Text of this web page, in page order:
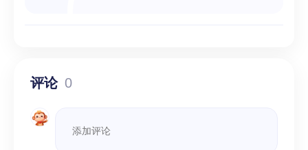
评论 0